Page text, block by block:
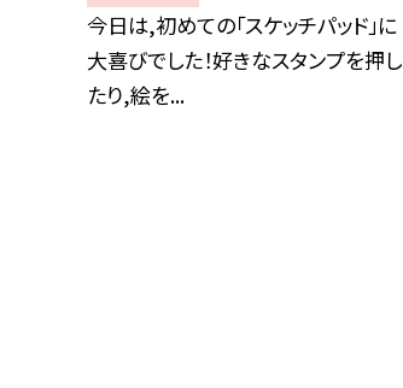
今日は,初めての「スケッチパッド」に
大喜びでした！好きなスタンプを押し
たり,絵を...